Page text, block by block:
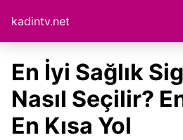
kadintv.net
En İyi Sağlık
Nasıl Seçilir?
En Kısa Yol